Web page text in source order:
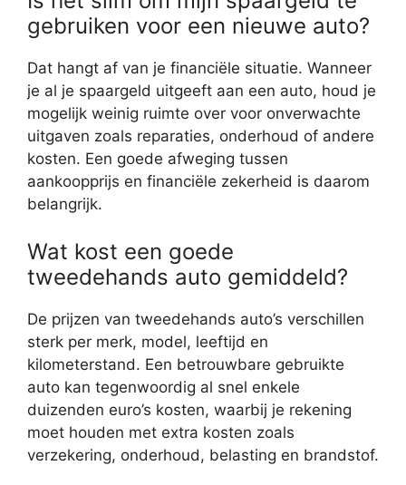
gebruiken voor een nieuwe auto?
Dat hangt af van je financiële situatie. Wanneer
je al je spaargeld uitgeeft aan een auto, houd je
mogelijk weinig ruimte over voor onverwachte
uitgaven zoals reparaties, onderhoud of andere
kosten. Een goede afweging tussen
aankoopprijs en financiële zekerheid is daarom
belangrijk.
Wat kost een goede
tweedehands auto gemiddeld?
De prijzen van tweedehands auto’s verschillen
sterk per merk, model, leeftijd en
kilometerstand. Een betrouwbare gebruikte
auto kan tegenwoordig al snel enkele
duizenden euro’s kosten, waarbij je rekening
moet houden met extra kosten zoals
verzekering, onderhoud, belasting en brandstof.